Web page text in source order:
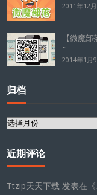
2011年12
【微魔
~
2014年1月
归档
归
近期评论
Ttzip天天下载 发表在《